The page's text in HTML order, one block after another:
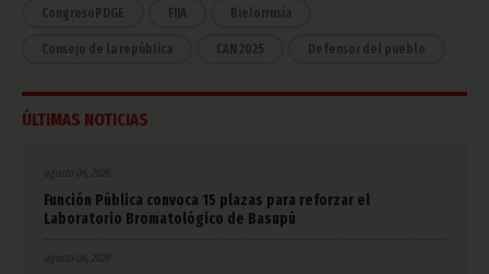
CongresoPDGE FIJA Bielorrusia
Consejo de la república CAN 2025 Defensor del pueblo
ÚLTIMAS NOTICIAS
agosto 06, 2026
Función Pública convoca 15 plazas para reforzar el
Laboratorio Bromatológico de Basupú
agosto 06, 2026